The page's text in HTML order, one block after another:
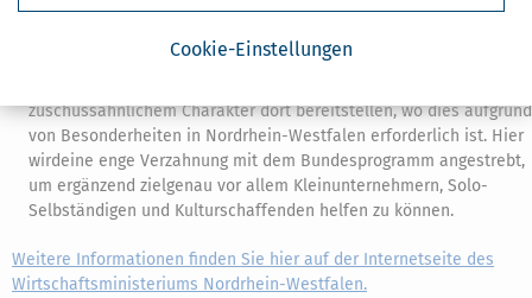
Cookie-Einstellungen
Ergänzend zu dem angekündigten Bundeszuschussprogramm, das
vor allem als Soforthilfe für Kleinunternehmen dringend benötigt
zuschussähnlichem Charakter dort bereitstellen, wo dies aufgrund
von Besonderheiten in Nordrhein-Westfalen erforderlich ist. Hier
wirdeine enge Verzahnung mit dem Bundesprogramm angestrebt,
um ergänzend zielgenau vor allem Kleinunternehmern, Solo-
Selbständigen und Kulturschaffenden helfen zu können.
Weitere Informationen finden Sie hier auf der Internetseite des
Wirtschaftsministeriums Nordrhein-Westfalen.